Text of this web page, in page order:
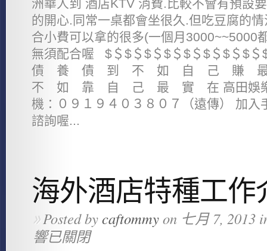
洲華人到 酒店KTV 消費.比較不會有預設
的開心.同常一桌都會坐很久.但吃豆腐的
合小費可以拿的很多(一個月3000~~5000
無須配合喔 $＄$＄$＄$＄$＄$＄$＄$
債 養 債 到 不 如 自 己 賺
不 如 靠 自 己 最 實 在 高田娛樂
機：０９１９４０３８０７（遠傳） 加入
諮詢喔...
海外酒店特種工作
»Posted bycaftommyon 七月 7, 2013
響已關閉